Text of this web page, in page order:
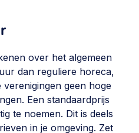
betaalde krachten
vastgoed,
over het algemeen
dan reguliere horeca,
geen hoge
Een standaardprijs
te noemen. Dit is deels
in je omgeving. Zet